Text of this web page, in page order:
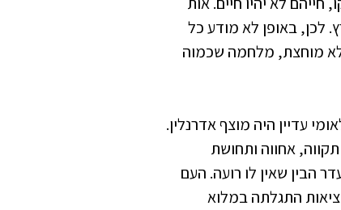
לכן, באופן לא מודע כל
מוחצת, מלחמה שכמוה
בינואר, עניתי לבני. ב־2023 הגוף הלאומי עדיין היה מוצף אדרנלין.
אחווה ותחושת
העדר הבין שאין לו רועה. העם
התגלתה במלוא